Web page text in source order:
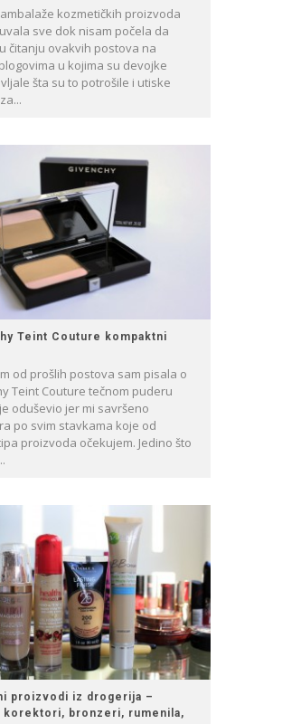
kozmetičkih proizvoda
sve dok nisam počela da
čitanju ovakvih postova na
u kojima su devojke
šta su to potrošile i utiske
Teint Couture kompaktni
od prošlih postova sam pisala o
Teint Couture tečnom puderu
oduševio jer mi savršeno
po svim stavkama koje od
proizvoda očekujem. Jedino što
proizvodi iz drogerija –
korektori, bronzeri, rumenila,